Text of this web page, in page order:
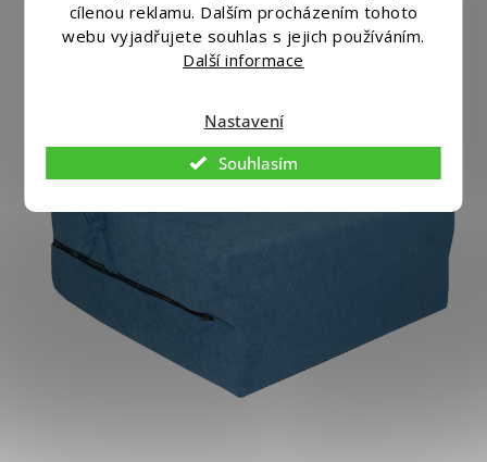
cílenou reklamu. Dalším procházením tohoto
webu vyjadřujete souhlas s jejich používáním.
Další informace
Nastavení
Souhlasím